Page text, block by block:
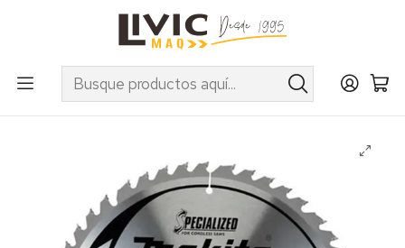
UTILIZA EL CUPÓN "INVIERNO10" EN PRODUCTOS SELECCIONADOS
Makita
Disco De Sierra T.C.T. 260x25,4x45t (Buje 5/8) Efficut
(Madera) Makita